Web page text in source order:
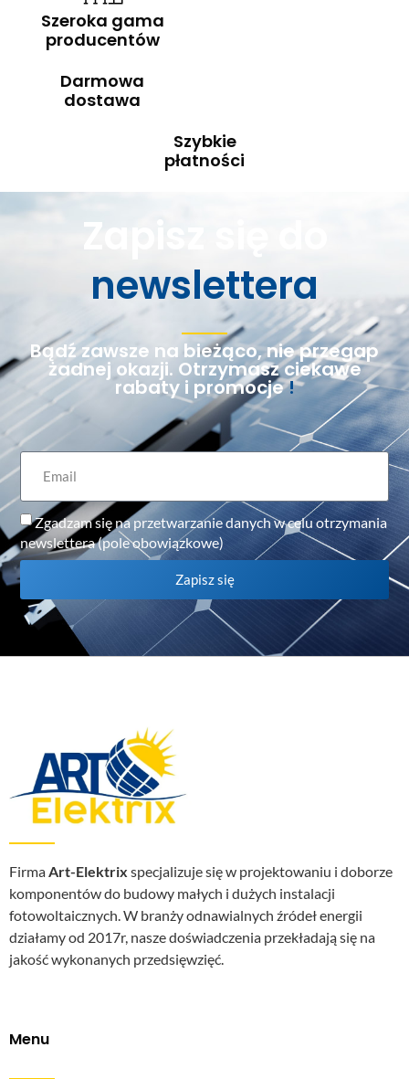
Szeroka gama
producentów
Darmowa
dostawa
Szybkie
płatności
Zapisz się do
newslettera
Bądź zawsze na bieżąco, nie przegap
żadnej okazji. Otrzymasz ciekawe
rabaty i promocje!
Zgadzam się na przetwarzanie danych w celu otrzymania
newslettera (pole obowiązkowe)
Zapisz się
FirmaArt-Elektrix specjalizuje się w projektowaniu i doborze
komponentów do budowy małych i dużych instalacji
fotowoltaicznych. W branży odnawialnych źródeł energii
działamy od 2017r, nasze doświadczenia przekładają się na
jakość wykonanych przedsięwzięć.
Menu